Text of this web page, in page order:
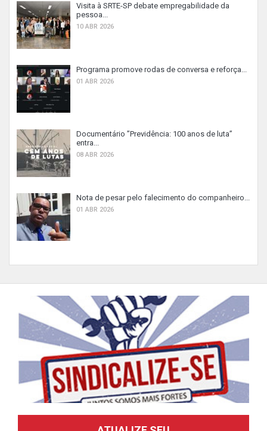
Visita à SRTE-SP debate empregabilidade da
pessoa...
10 ABR 2026
Programa promove rodas de conversa e reforça...
01 ABR 2026
Documentário ”Previdência: 100 anos de luta”
entra...
08 ABR 2026
Nota de pesar pelo falecimento do companheiro...
01 ABR 2026